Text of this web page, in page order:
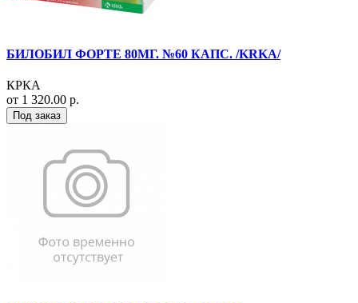
БИЛОБИЛ ФОРТЕ 80МГ. №60 КАПС. /KRKA/
КРКА
от 1 320.00 р.
Под заказ